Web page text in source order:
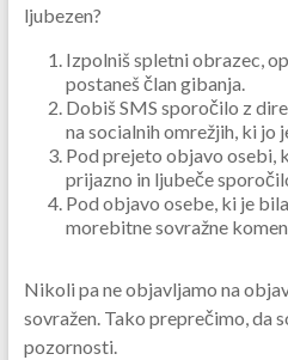
ljubezen?
Izpolniš spletni obrazec,
postaneš član gibanja.
Dobiš SMS sporočilo z
na socialnih omrežjih, ki jo
Pod prejeto objavo osebi,
prijazno in ljubeče
Pod objavo osebe, ki je
morebitne sovražne
Nikoli pa ne objavljamo na
sovražen. Tako preprečimo, da
pozornosti.